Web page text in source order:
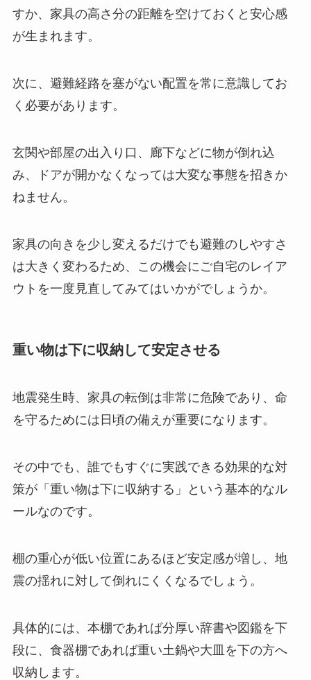
すか、家具の高さ分の距離を空けておくと安心感
が生まれます。
次に、避難経路を塞がない配置を常に意識してお
く必要があります。
玄関や部屋の出入り口、廊下などに物が倒れ込
み、ドアが開かなくなっては大変な事態を招きか
ねません。
家具の向きを少し変えるだけでも避難のしやすさ
は大きく変わるため、この機会にご自宅のレイア
ウトを一度見直してみてはいかがでしょうか。
重い物は下に収納して安定させる
地震発生時、家具の転倒は非常に危険であり、命
を守るためには日頃の備えが重要になります。
その中でも、誰でもすぐに実践できる効果的な対
策が「重い物は下に収納する」という基本的なル
ールなのです。
棚の重心が低い位置にあるほど安定感が増し、地
震の揺れに対して倒れにくくなるでしょう。
具体的には、本棚であれば分厚い辞書や図鑑を下
段に、食器棚であれば重い土鍋や大皿を下の方へ
収納します。